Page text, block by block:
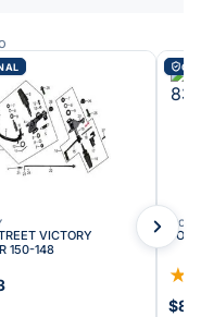
VICTORY
150-148
★